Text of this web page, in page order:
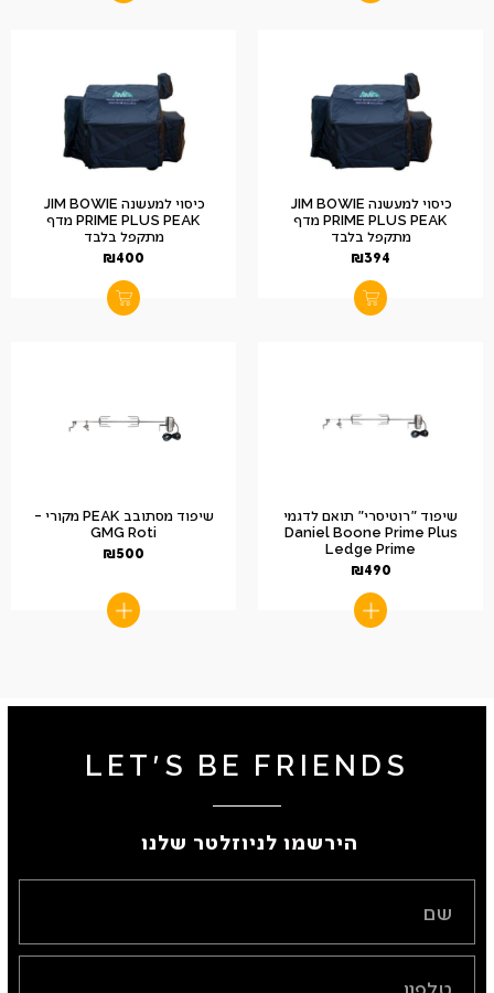
כיסוי למעשנה JIM BOWIE
PRIME PLUS PEAK מדף
מתקפל בלבד
₪394
כיסוי למעשנה JIM BOWIE
PRIME PLUS PEAK מדף
מתקפל בלבד
₪400
שיפוד "רוטיסרי" תואם לדגמי
Daniel Boone Prime Plus
Ledge Prime
₪490
שיפוד מסתובב PEAK מקורי –
GMG Roti
₪500
LET'S BE FRIENDS
הירשמו לניוזלטר שלנו ​